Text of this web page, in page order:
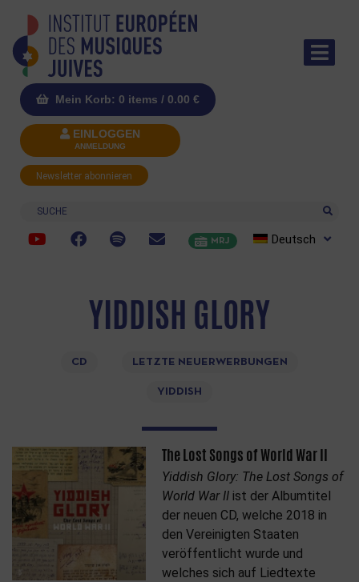
Mein Korb: 0 items / 0.00 €
EINLOGGEN
ANMELDUNG
Newsletter abonnieren
Suche
MRJ Deutsch
YIDDISH GLORY
CD LETZTE NEUERWERBUNGEN
YIDDISH
The Lost Songs of World War II
Yiddish Glory: The Lost Songs of
World War II ist der Albumtitel
der neuen CD, welche 2018 in
den Vereinigten Staaten
veröffentlicht wurde und
welches sich auf Liedtexte